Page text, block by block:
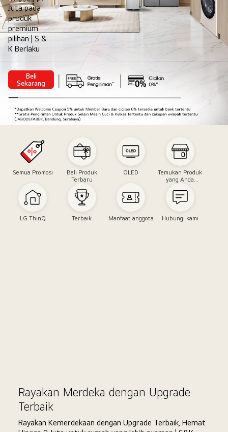
Juta pada
produk
premium
pilihan | S &
K Berlaku
8.8
Comfort
Designed
You
Beli
Sekarang
Semua Promosi
Beli Produk
Terbaru
OLED
Temukan Produk
yang Anda
LG ThinQ Terbaik Manfaat anggota Hubungi kami
Rayakan Merdeka dengan Upgrade
Terbaik
Rayakan Kemerdekaan dengan Upgrade Terbaik, Hemat